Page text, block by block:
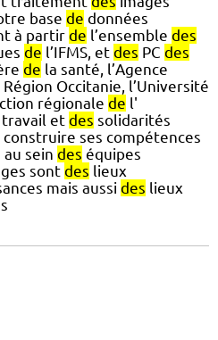
base de données
à partir de l’ensemble des
de l’IFMS, et des PC des
de la santé, l’Agence
Région Occitanie, l’Université
régionale de l'
et des solidarités
construire ses compétences
sein des équipes
sont des lieux
mais aussi des lieux